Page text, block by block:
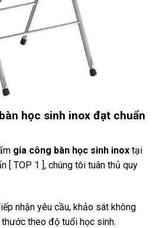
học sinh inox đạt chuẩn
gia công bàn học sinh inox tại
[ TOP 1 ], chúng tôi tuân thủ quy
nhận yêu cầu, khảo sát không
theo độ tuổi học sinh.